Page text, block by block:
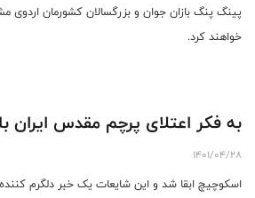
پینگ پنگ بازان جوان و بزرگسالان کشورمان اردوی
خواهند کرد.
به فکر اعتلای پرچم مقدس ایران
1401/04/28
اسکوچیچ ابقا شد و این شایعات یک خبر دلگرم